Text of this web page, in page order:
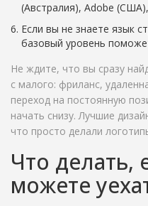
(Австралия), Adobe
Если вы не знаете язык
базовый уровень
Не ждите, что вы сразу
с малого: фриланс,
переход на постоянную
начать снизу. Лучшие
что просто делали
Что делать,
можете